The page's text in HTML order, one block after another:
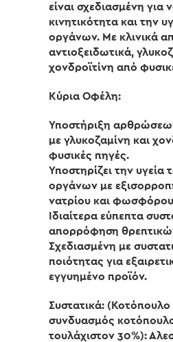
είναι σχεδιασμένη για
κινητικότητα και την
οργάνων. Με κλινικά
αντιοξειδωτικά,
χονδροϊτίνη από
Κύρια Οφέλη:
Υποστήριξη
με γλυκοζαμίνη και
φυσικές πηγές.
Υποστηρίζει την
οργάνων με
νατρίου και
Ιδιαίτερα εύπεπτα
απορρόφηση
Σχεδιασμένη με
ποιότητας για
εγγυημένο προϊόν.
Συστατικά: (Κοτόπουλο
συνδυασμός
τουλάχιστον 30%):